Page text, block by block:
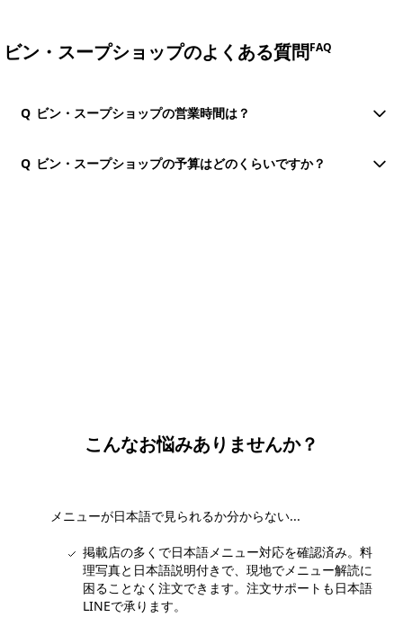
ビン・スープショップのよくある質問FAQ
Q ビン・スープショップの営業時間は？
Q ビン・スープショップの予算はどのくらいですか？
こんなお悩みありませんか？
メニューが日本語で見られるか分からない...
掲載店の多くで日本語メニュー対応を確認済み。料
理写真と日本語説明付きで、現地でメニュー解読に
困ることなく注文できます。注文サポートも日本語
LINEで承ります。